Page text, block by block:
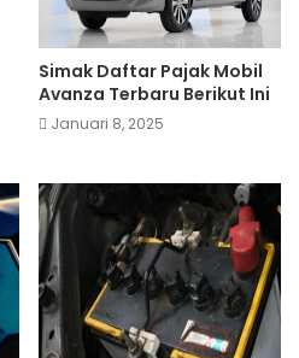
Simak Daftar Pajak Mobil
Avanza Terbaru Berikut Ini
Januari 8, 2025